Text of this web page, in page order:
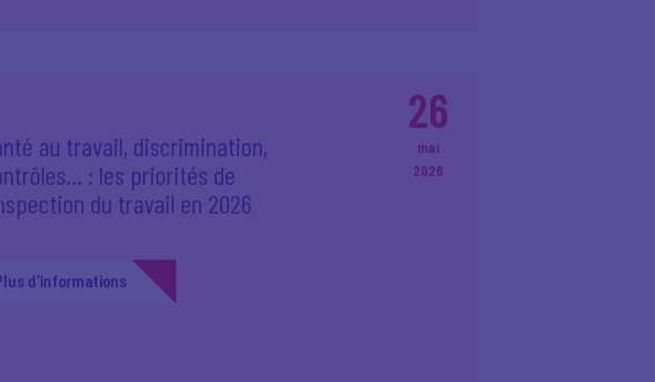
26
mai
2026
au travail, discrimination,
: les priorités de
du travail en 2026
d'informations